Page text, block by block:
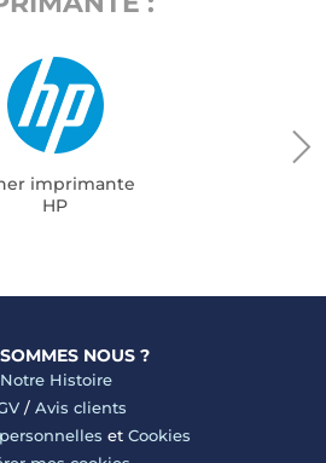
imprimante
HP
NOUS ?
Notre Histoire
/ Avis clients
et Cookies